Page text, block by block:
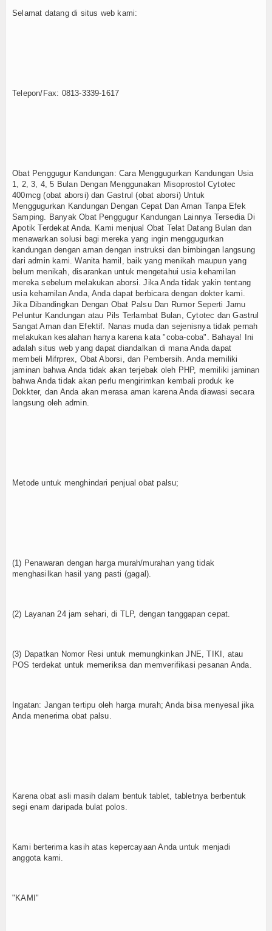
Selamat datang di situs web kami:
Telepon/Fax: 0813-3339-1617
Obat Penggugur Kandungan: Cara Menggugurkan Kandungan Usia
1, 2, 3, 4, 5 Bulan Dengan Menggunakan Misoprostol Cytotec
400mcg (obat aborsi) dan Gastrul (obat aborsi) Untuk
Menggugurkan Kandungan Dengan Cepat Dan Aman Tanpa Efek
Samping. Banyak Obat Penggugur Kandungan Lainnya Tersedia Di
Apotik Terdekat Anda. Kami menjual Obat Telat Datang Bulan dan
menawarkan solusi bagi mereka yang ingin menggugurkan
kandungan dengan aman dengan instruksi dan bimbingan langsung
dari admin kami. Wanita hamil, baik yang menikah maupun yang
belum menikah, disarankan untuk mengetahui usia kehamilan
mereka sebelum melakukan aborsi. Jika Anda tidak yakin tentang
usia kehamilan Anda, Anda dapat berbicara dengan dokter kami.
Jika Dibandingkan Dengan Obat Palsu Dan Rumor Seperti Jamu
Peluntur Kandungan atau Pils Terlambat Bulan, Cytotec dan Gastrul
Sangat Aman dan Efektif. Nanas muda dan sejenisnya tidak pernah
melakukan kesalahan hanya karena kata "coba-coba". Bahaya! Ini
adalah situs web yang dapat diandalkan di mana Anda dapat
membeli Mifrprex, Obat Aborsi, dan Pembersih. Anda memiliki
jaminan bahwa Anda tidak akan terjebak oleh PHP, memiliki jaminan
bahwa Anda tidak akan perlu mengirimkan kembali produk ke
Dokkter, dan Anda akan merasa aman karena Anda diawasi secara
langsung oleh admin.
Metode untuk menghindari penjual obat palsu;
(1) Penawaran dengan harga murah/murahan yang tidak
menghasilkan hasil yang pasti (gagal).
(2) Layanan 24 jam sehari, di TLP, dengan tanggapan cepat.
(3) Dapatkan Nomor Resi untuk memungkinkan JNE, TIKI, atau
POS terdekat untuk memeriksa dan memverifikasi pesanan Anda.
Ingatan: Jangan tertipu oleh harga murah; Anda bisa menyesal jika
Anda menerima obat palsu.
Karena obat asli masih dalam bentuk tablet, tabletnya berbentuk
segi enam daripada bulat polos.
Kami berterima kasih atas kepercayaan Anda untuk menjadi
anggota kami.
"KAMI"